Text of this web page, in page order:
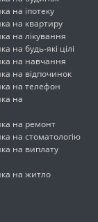
на іпотеку
на квартиру
на лікування
на будь-які цілі
на навчання
на відпочинок
на телефон
на
на ремонт
на стоматологію
на виплату
на житло